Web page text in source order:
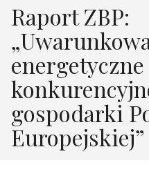
Raport ZBP:
energetyczne
gospodarki
Europejskiej”